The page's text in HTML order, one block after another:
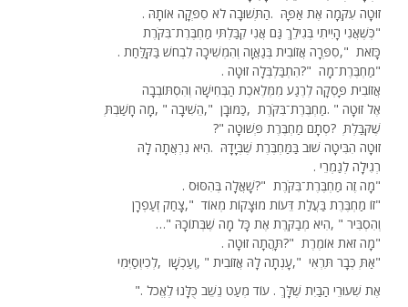
זוּטָה עִקְּמָה אֶת אַפָּהּ .הַתְּשׁוּבָה לֹא סִפְּקָה אוֹתָהּ .
"כְּשֶׁאֲנִי הָיִיתִי בְּגִילֵךְ גַּם אֲנִי קִבַּלְתִּי מַחְבֶּרֶת־בִּקֹּרֶת
כָּזֹאת ,"סִפְּרָה אֲזוֹבִית בְּגַאֲוָה וְהִמְשִׁיכָה לִבְחשׁ בַּקַּלַּחַת .
"מַחְבֶּרֶת־מָה ?"הִתְבַּלְבְּלָה זוּטָה .
אֲזוֹבִית פָּסְקָה לְרֶגַע מִמְּלֶאכֶת הַבְּחִישָׁה וְהִסְתּוֹבְבָה
אֶל זוּטָה . "מַחְבֶּרֶת־בִּקֹּרֶת ,כַּמּוּבָן ,"הֵשִׁיבָה , "מָה חָשַׁבְתְּ
שֶׁקִּבַּלְתְּ ?סְתָם מַחְבֶּרֶת פְּשׁוּטָה ?"
זוּטָה הִבִּיטָה שׁוּב בַּמַּחְבֶּרֶת שֶׁבְּיָדָהּ .הִיא נִרְאֲתָה לָהּ
רְגִילָה לְגַמְרֵי .
"מָה זֶה מַחְבֶּרֶת־בִּקֹּרֶת ?"שָׁאֲלָה בְּהִסּוּס .
"זוֹ מַחְבֶּרֶת בַּעֲלַת דֵּעוֹת מוּצָקוֹת מְאוֹד ,"צָחַק זְעַפְרָן
וְהִסְבִּיר , "הִיא מְבַקֶּרֶת אֶת כָּל מָה שֶׁבְּתוֹכָהּ …"
"מָה זֹאת אוֹמֶרֶת ?"תָּהֲתָה זוּטָה .
"אַתְּ כְּבָר תִּרְאִי ,"עָנְתָה לָהּ אֲזוֹבִית , "וְעַכְשָׁו ,לְכִיוְסַיְּמִי
אֶת שִׁעוּרֵי הַבַּיִת שֶׁלָּךְ . עוֹד מְעַט נֵשֵׁב כֻּלָּנוּ לֶאֱכֹל ."